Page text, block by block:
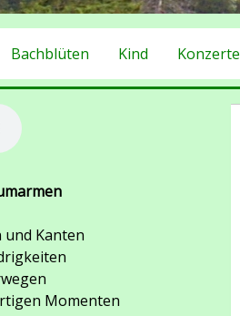
Bachblüten Kind Konzerte
und Kanten
Momenten